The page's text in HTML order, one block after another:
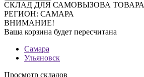
СКЛАД ДЛЯ САМОВЫЗОВА ТОВАРА
РЕГИОН: САМАРА
ВНИМАНИЕ!
Ваша корзина будет пересчитана
Самара
Ульяновск
Просмотр складов